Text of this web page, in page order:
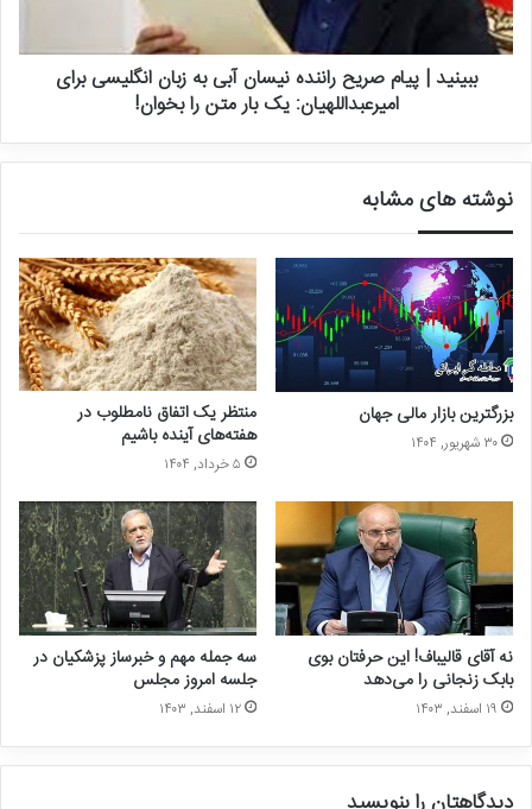
رییس هیات مدیره انجمن پسته ایران با بیان این که با وجود بحث رفع
تعد ارزی شرایط کار خیلی سخت شده و این موضوع مانع صادرات شده،
گفت: با این وضعیت صادرکننده‌ها دیگر نمی‌توانند کار کنند و از صادرات
بسیاری از محصولاتمان منصرف شده‌ایم. صادرکننده‌ای که سابق بر این بر
۵ کشور صادر می‌کرد الان به یک تا دو کشور و آن هم در حجم خیلی کم
صادرات دارد.
صالحی در پایان گفت: اگر مانع صادرات نشوند، امسال می‌توانیم یک و
نیم تا دو میلیارد ارزآوری از طریق صادرات پسته داشته باشیم.
ببینید | پیام صریح راننده نیسان آبی به زبان انگلیسی برای
امیرعبداللهیان: یک بار متن را بخوان!
نوشته های مشابه
بزرگترین بازار مالی جهان
۳۰ شهریور, ۱۴۰۴
منتظر یک اتفاق نامطلوب در
هفته‌های آینده باشیم
۵ خرداد, ۱۴۰۴
نه آقای قالیباف! این حرفتان بوی
بابک زنجانی را می‌دهد
۱۹ اسفند, ۱۴۰۳
سه جمله مهم و خبرساز پزشکیان در
جلسه امروز مجلس
۱۲ اسفند, ۱۴۰۳